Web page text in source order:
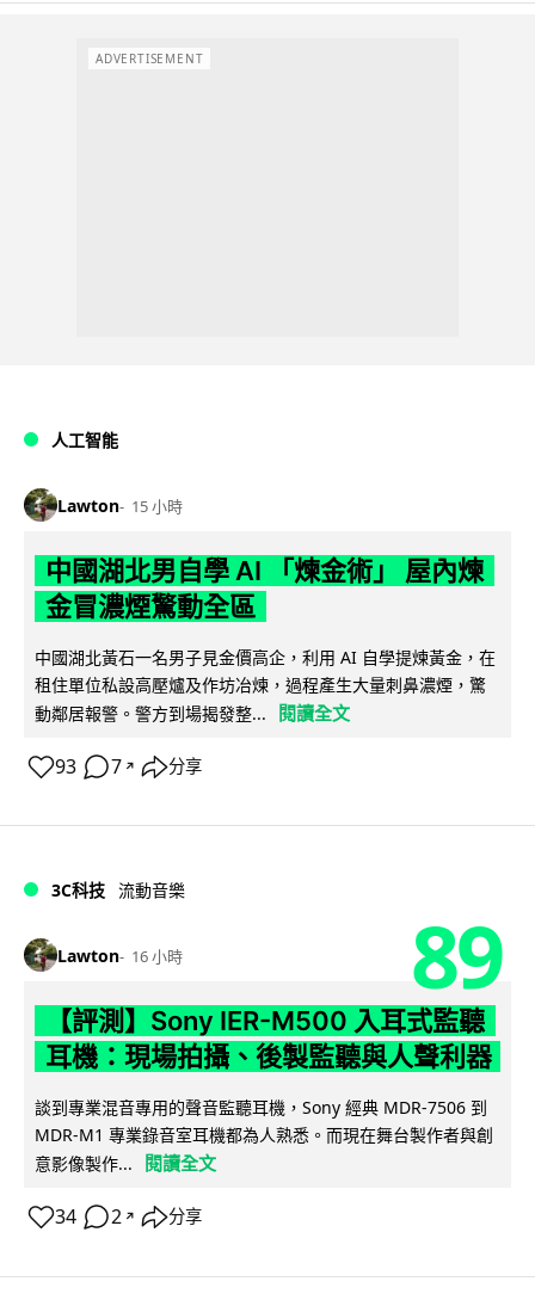
ADVERTISEMENT
人工智能
Lawton 15 小時
中國湖北男自學 AI 「煉金術」 屋內煉
金冒濃煙驚動全區
中國湖北黃石一名男子見金價高企，利用 AI 自學提煉黃金，在
租住單位私設高壓爐及作坊冶煉，過程產生大量刺鼻濃煙，驚
動鄰居報警。警方到場揭發整...
閱讀全文
93 7 ↗ 分享
3C科技 流動音樂
Lawton 16 小時 89
【評測】Sony IER-M500 入耳式監聽
耳機：現場拍攝、後製監聽與人聲利器
談到專業混音專用的聲音監聽耳機，Sony 經典 MDR-7506 到
MDR-M1 專業錄音室耳機都為人熟悉。而現在舞台製作者與創
意影像製作...
閱讀全文
34 2 ↗ 分享